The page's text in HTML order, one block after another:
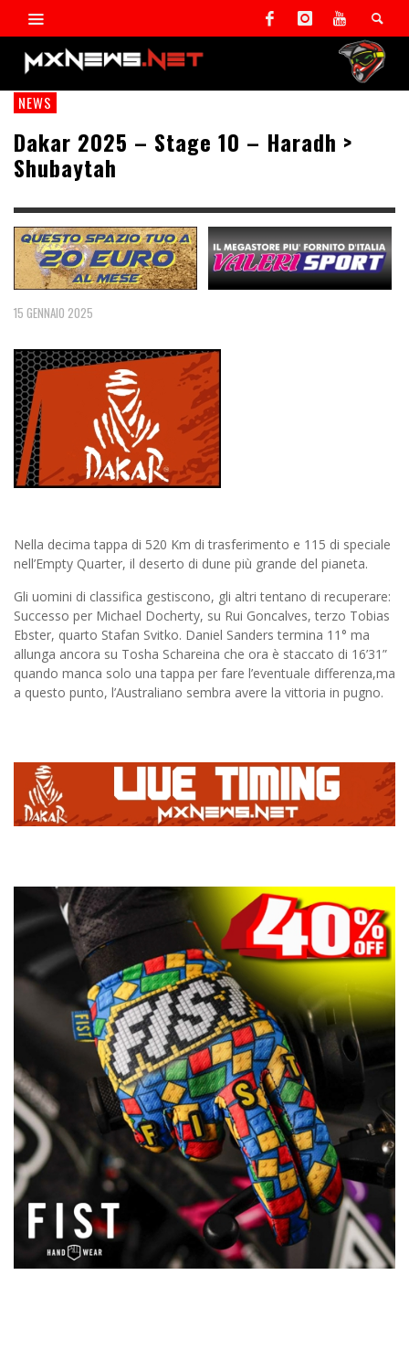
NEWS
Dakar 2025 – Stage 10 – Haradh >
Shubaytah
15 GENNAIO 2025
Nella decima tappa di 520 Km di trasferimento e 115 di speciale
nell’Empty Quarter, il deserto di dune più grande del pianeta.
Gli uomini di classifica gestiscono, gli altri tentano di recuperare:
Successo per Michael Docherty, su Rui Goncalves, terzo Tobias
Ebster, quarto Stafan Svitko. Daniel Sanders termina 11° ma
allunga ancora su Tosha Schareina che ora è staccato di 16’31”
quando manca solo una tappa per fare l’eventuale differenza,ma
a questo punto, l’Australiano sembra avere la vittoria in pugno.